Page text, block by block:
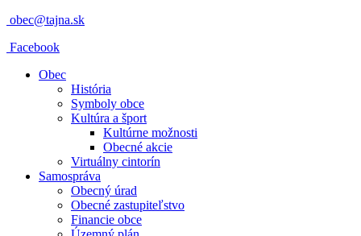
obec@tajna.sk
Facebook
Obec
História
Symboly obce
Kultúra a šport
Kultúrne možnosti
Obecné akcie
Virtuálny cintorín
Samospráva
Obecný úrad
Obecné zastupiteľstvo
Financie obce